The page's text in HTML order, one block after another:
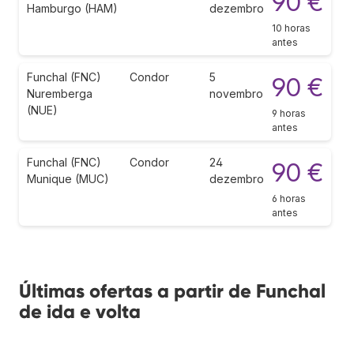
Hamburgo (HAM) dezembro
10 horas
antes
Funchal (FNC)
Nuremberga
(NUE)
Condor
5
novembro
90 €
9 horas
antes
Funchal (FNC)
Munique (MUC)
Condor
24
dezembro
90 €
6 horas
antes
Últimas ofertas a partir de Funchal
de ida e volta